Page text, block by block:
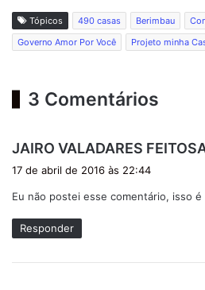
Tópicos 490 casas Berimbau
Governo Amor Por Você
Projeto minha
3 Comentários
JAIRO VALADARES
17 de abril de 2016 às 22:44
Eu não postei esse comentário, isso é
Responder